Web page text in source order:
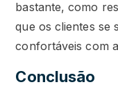
bastante, como
que os clientes se
confortáveis com
Conclusão